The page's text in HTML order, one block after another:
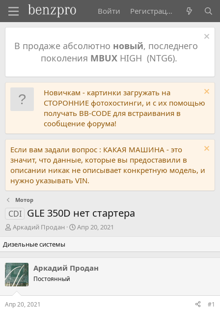
Войти Регистрация
В продаже абсолютно новый, последнего
поколения MBUXHIGH (NTG6).
Новичкам - картинки загружать на
СТОРОННИЕ фотохостинги, и с их помощью
получать BB-CODE для встраивания в
сообщение форума!
Если вам задали вопрос : КАКАЯ МАШИНА - это
значит, что данные, которые вы предоставили в
описании никак не описывает конкретную модель, и
нужно указывать VIN.
Мотор
CDI GLE 350D нет стартера
А
т
о
р
т
е
м
ы
Аркадий Продан
Д
а
а
л
Апр 20, 2021
Дизельные системы
Аркадий Продан
Постоянный
Апр 20, 2021 #1